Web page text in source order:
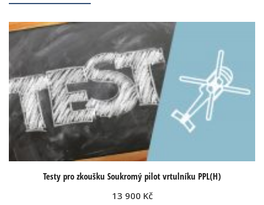
Testy pro zkoušku Soukromý pilot vrtulníku PPL(H)
13 900 Kč